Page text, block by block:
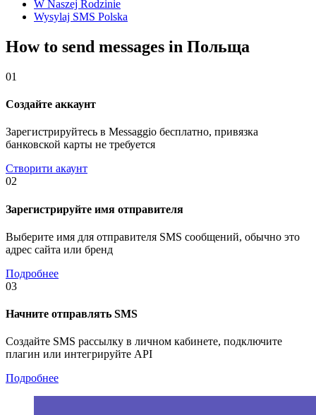
W Naszej Rodzinie
Wysylaj SMS Polska
How to send messages in Польща
01
Создайте аккаунт
Зарегистрируйтесь в Messaggio бесплатно, привязка
банковской карты не требуется
Створити акаунт
02
Зарегистрируйте имя отправителя
Выберите имя для отправителя SMS сообщений, обычно это
адрес сайта или бренд
Подробнее
03
Начните отправлять SMS
Создайте SMS рассылку в личном кабинете, подключите
плагин или интегрируйте API
Подробнее